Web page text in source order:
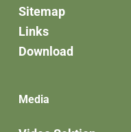
Sitemap
Links
Download
Media